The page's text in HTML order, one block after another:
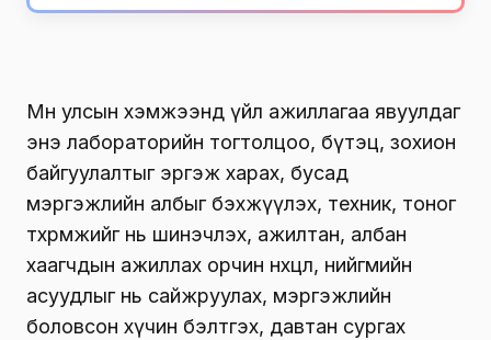
Мөн улсын хэмжээнд үйл ажиллагаа явуулдаг
энэ лабораторийн тогтолцоо, бүтэц, зохион
байгуулалтыг эргэж харах, бусад
мэргэжлийн албыг бэхжүүлэх, техник, тоног
төхөөрөмжийг нь шинэчлэх, ажилтан, албан
хаагчдын ажиллах орчин нөхцөл, нийгмийн
асуудлыг нь сайжруулах, мэргэжлийн
боловсон хүчин бэлтгэх, давтан сургах